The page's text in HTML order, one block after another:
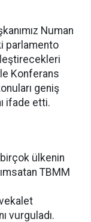
Numan
parlamento
Konferans
geniş
ifade etti.
ülkenin
TBMM
vurguladı.